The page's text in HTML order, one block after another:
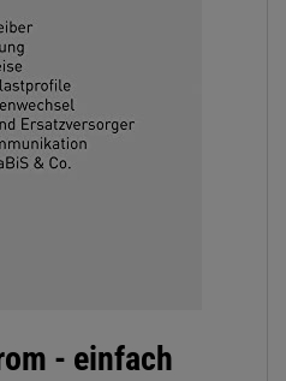
- einfach